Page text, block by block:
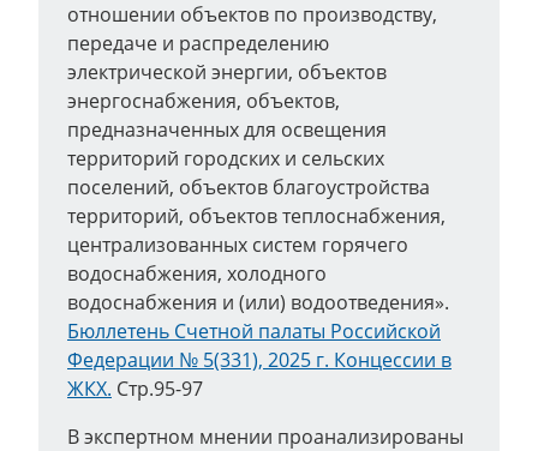
отношении объектов по производству,
передаче и распределению
электрической энергии, объектов
энергоснабжения, объектов,
предназначенных для освещения
территорий городских и сельских
поселений, объектов благоустройства
территорий, объектов теплоснабжения,
централизованных систем горячего
водоснабжения, холодного
водоснабжения и (или) водоотведения».
Бюллетень Счетной палаты Российской
Федерации № 5(331), 2025 г. Концессии в
ЖКХ. Стр.95-97
В экспертном мнении проанализированы